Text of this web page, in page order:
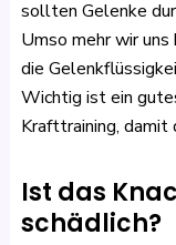
sollten Gelenke
Umso mehr wir
die
Wichtig ist ein
Krafttraining, damit
Ist das
schädlich?